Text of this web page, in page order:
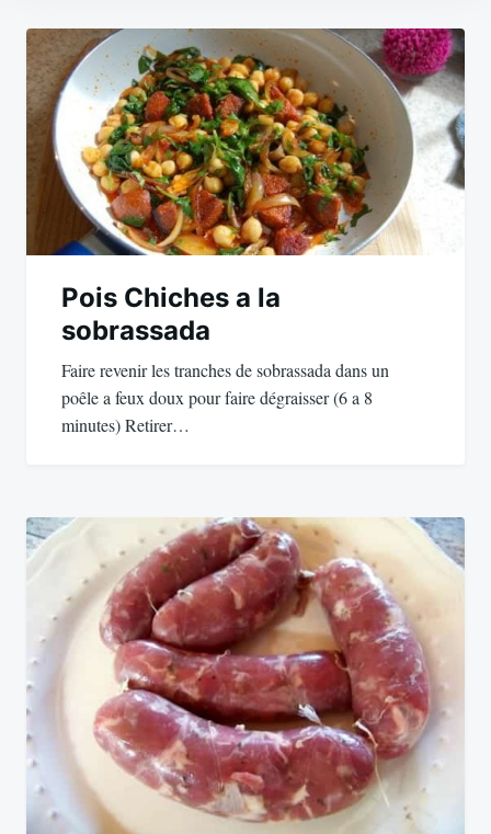
Navigation
de
l’article
Pois Chiches a la
sobrassada
Faire revenir les tranches de sobrassada dans un
poêle a feux doux pour faire dégraisser (6 a 8
minutes) Retirer…